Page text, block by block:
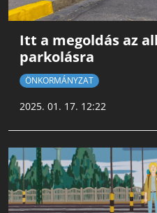
Itt a megoldás az
parkolásra
ÖNKORMÁNYZAT
2025. 01. 17. 12:22